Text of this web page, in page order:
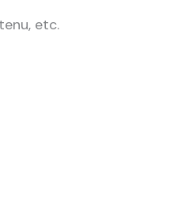
etc.